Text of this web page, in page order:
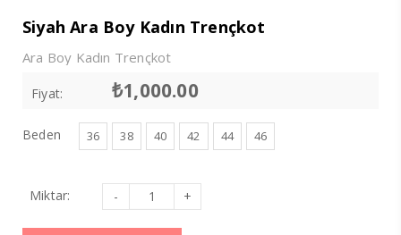
Siyah Ara Boy Kadın Trençkot
Ara Boy Kadın Trençkot
Fiyat: ₺1,000.00
Beden 36 38 40 42 44 46
Miktar: Siyah
Boy
Kadın